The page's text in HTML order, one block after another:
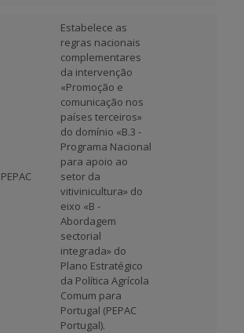
PEPAC
Estabelece as
regras nacionais
complementares
da intervenção
«Promoção e
comunicação nos
países terceiros»
do domínio «B.3 -
Programa Nacional
para apoio ao
setor da
vitivinicultura» do
eixo «B -
Abordagem
sectorial
integrada» do
Plano Estratégico
da Política Agrícola
Comum para
Portugal (PEPAC
Portugal).